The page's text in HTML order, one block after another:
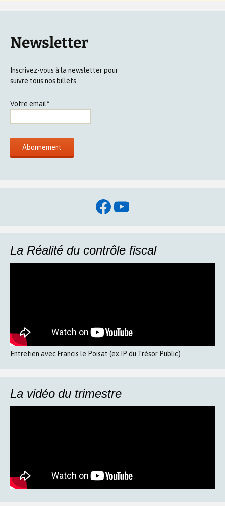
Newsletter
Inscrivez-vous à la newsletter pour
suivre tous nos billets.
Votre email*
Facebook
YouTube
La Réalité du contrôle fiscal
Entretien avec Francis le Poisat (ex IP du Trésor Public)
La vidéo du trimestre